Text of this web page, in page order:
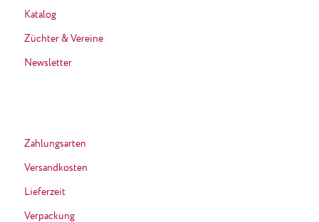
Katalog
Züchter & Vereine
Newsletter
Zahlungsarten
Versandkosten
Lieferzeit
Verpackung